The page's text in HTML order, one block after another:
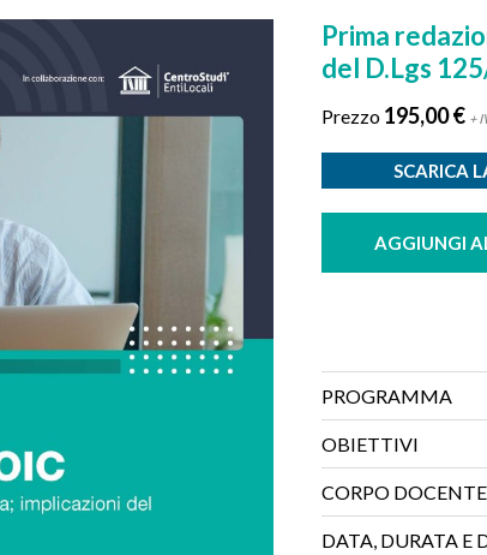
Prima
del D.Lgs
Prezzo 195,00 € +
SCARICA
AGGIUNGI
PROGRAMMA
OBIETTIVI
CORPO DOCENTE
DATA, DURATA E